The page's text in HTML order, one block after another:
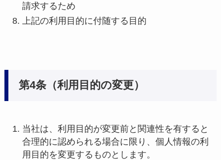
請求するため
上記の利用目的に付随する目的
第4条（利用目的の変更）
当社は、利用目的が変更前と関連性を有すると
合理的に認められる場合に限り、個人情報の利
用目的を変更するものとします。